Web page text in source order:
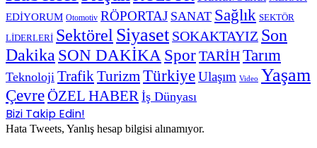
EDİYORUM Otomotiv RÖPORTAJ SANAT Sağlık SEKTÖR
LİDERLERİ SektörelSiyaset SOKAKTAYIZ Son
DakikaSON DAKİKA SporTARİHTarım
Teknoloji TrafikTurizmTürkiyeUlaşım Video Yaşam
ÇevreÖZEL HABER İş Dünyası
Bizi Takip Edin!
Hata Tweets, Yanlış hesap bilgisi alınamıyor.